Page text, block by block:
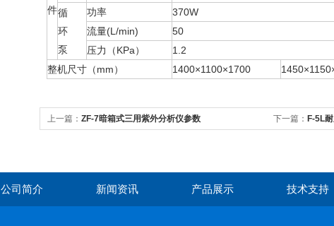
件循
环
泵
功率
370W
流量(L/min)
50
压力（KPa）
1.2
整机尺寸（mm）
1400×1100×1700
上一篇： ZF-7暗箱式三用紫外分析仪参数 下一篇： F-5L
公司简介 新闻资讯 产品展示 技术支持